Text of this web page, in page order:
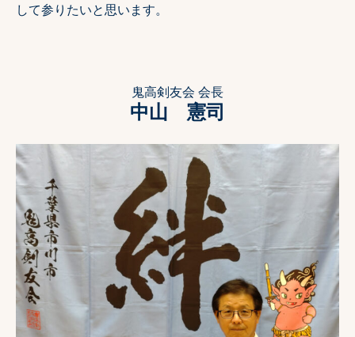
して参りたいと思います。
鬼高剣友会 会長
中山 憲司